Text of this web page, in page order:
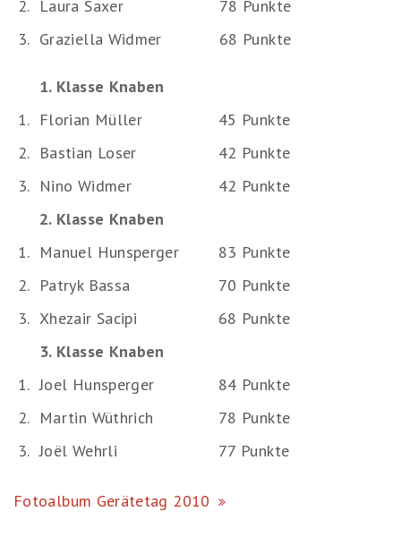
2. Laura Saxer
78 Punkte
3. Graziella Widmer 68 Punkte
1. Klasse Knaben
1. Florian Müller
45 Punkte
2. Bastian Loser
42 Punkte
3. Nino Widmer
42 Punkte
2. Klasse Knaben
1. Manuel Hunsperger
83 Punkte
2. Patryk Bassa
70 Punkte
3. Xhezair Sacipi
68 Punkte
3. Klasse Knaben
1. Joel Hunsperger
84 Punkte
2. Martin Wüthrich
78 Punkte
3. Joël Wehrli 77 Punkte
Fotoalbum Gerätetag 2010